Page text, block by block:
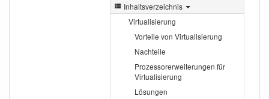
Inhaltsverzeichnis
Virtualisierung
Vorteile von Virtualisierung
Nachteile
Prozessorerweiterungen für
Virtualisierung
Lösungen